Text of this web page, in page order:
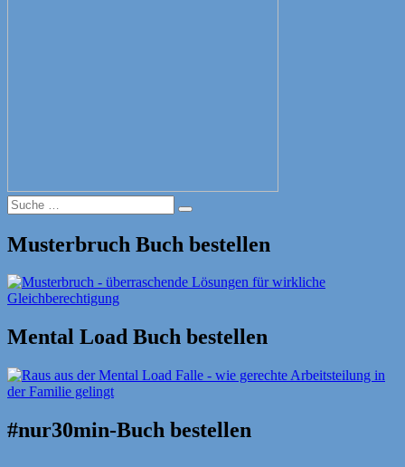
Suche
nach:
Suche
Musterbruch Buch bestellen
Mental Load Buch bestellen
#nur30min-Buch bestellen